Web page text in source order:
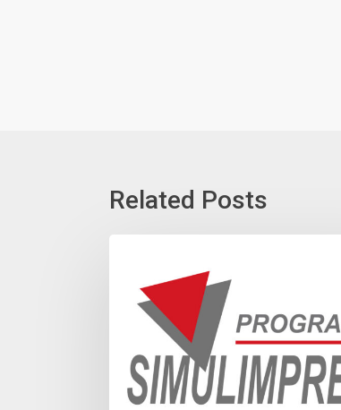
Related Posts